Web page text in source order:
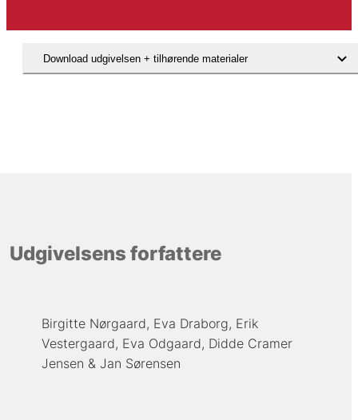
Download udgivelsen + tilhørende materialer
Udgivelsens forfattere
Birgitte Nørgaard Eva Draborg Erik
Vestergaard Eva Odgaard Didde Cramer
Jensen
Jan Sørensen